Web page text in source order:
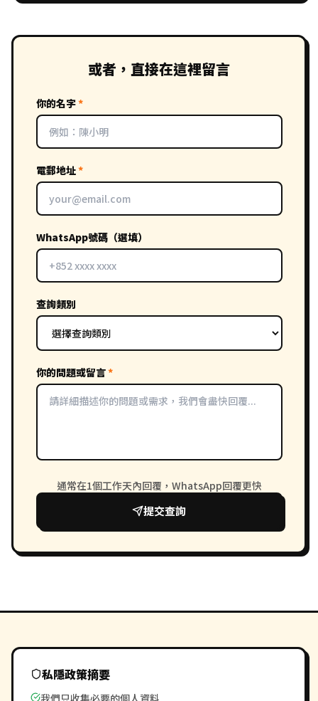
或者，直接在這裡留言
你的名字*
電郵地址*
WhatsApp號碼（選填）
查詢類別
你的問題或留言*
通常在1個工作天內回覆，WhatsApp回覆更快
提交查詢
私隱政策摘要